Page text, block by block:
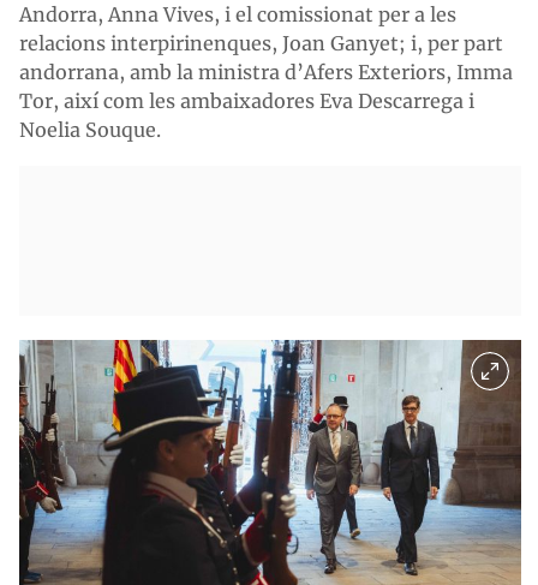
Andorra, Anna Vives, i el comissionat per a les
relacions interpirinenques, Joan Ganyet; i, per part
andorrana, amb la ministra d’Afers Exteriors, Imma
Tor, així com les ambaixadores Eva Descarrega i
Noelia Souque.